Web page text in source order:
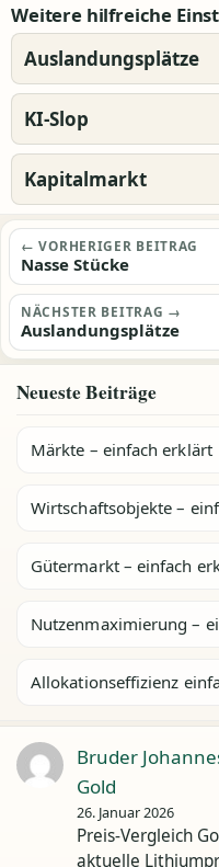
Weitere hilfreiche
Auslandungsplätze
KI-Slop
Kapitalmarkt
← VORHERIGER BEITRAG
Nasse Stücke
NÄCHSTER BEITRAG →
Auslandungsplätze
Neueste Beiträge
Märkte – einfach erklärt
Wirtschaftsobjekte –
Gütermarkt – einfach
Nutzenmaximierung –
Allokationseffizienz
Bruder
Gold
26. Januar 2026
Preis-Vergleich
aktuelle